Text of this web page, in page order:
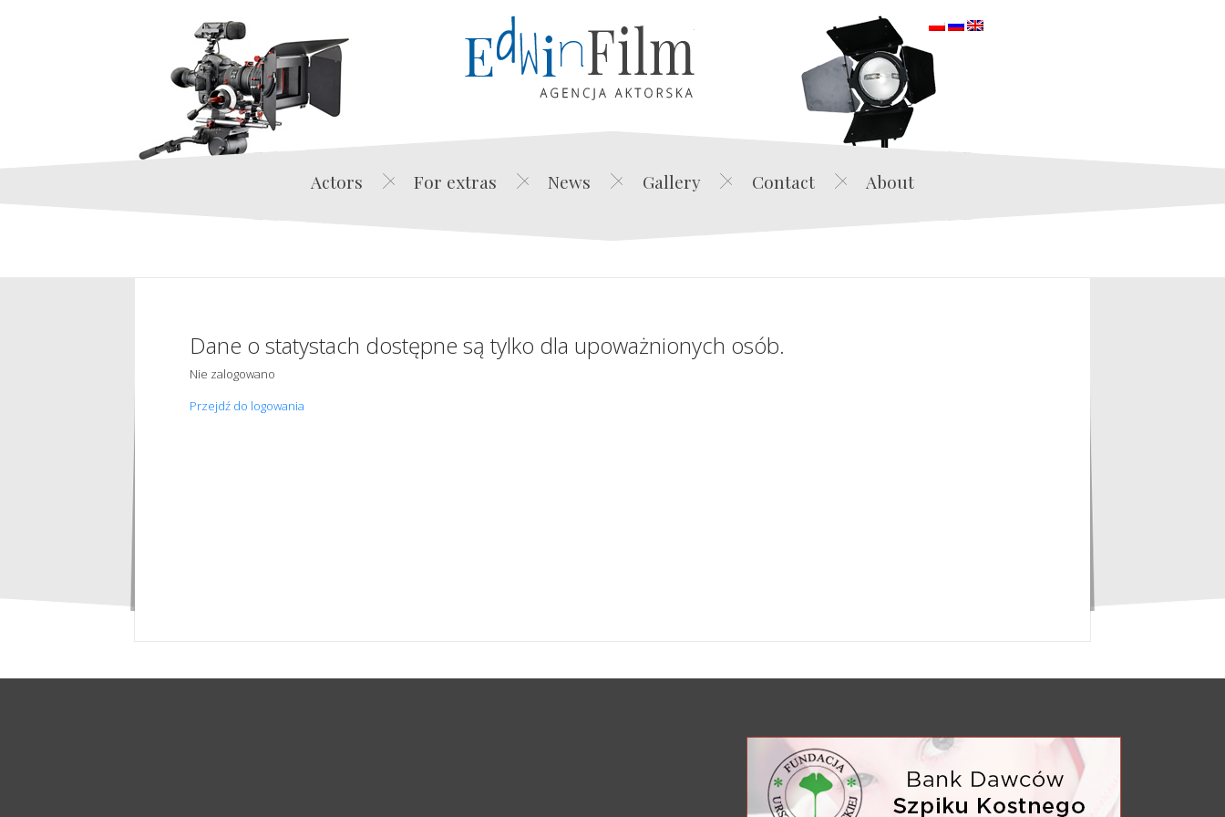
Edwin Film Agencja Aktorska
Actors For extras News Gallery Contact About
Dane o statystach dostępne są tylko dla upoważnionych osób.
Nie zalogowano
Przejdź do logowania